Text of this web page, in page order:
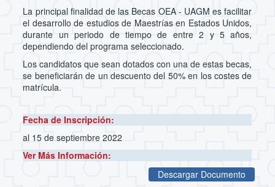
La principal finalidad de las Becas OEA - UAGM es facilitar
el desarrollo de estudios de Maestrías en Estados Unidos,
durante un periodo de tiempo de entre 2 y 5 años,
dependiendo del programa seleccionado.
Los candidatos que sean dotados con una de estas becas,
se beneficiarán de un descuento del 50% en los costes de
matrícula.
Fecha de Inscripción:
al 15 de septiembre 2022
Ver Más Información:
Descargar Documento